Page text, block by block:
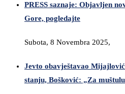
PRESS saznaje: Objavljen
Gore, pogledajte
Subota, 8 Novembra 2025,
Jevto obavještavao
stanju, Bošković: „Za